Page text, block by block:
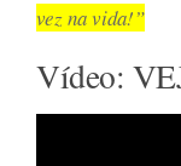
vez na vida!”
Vídeo: